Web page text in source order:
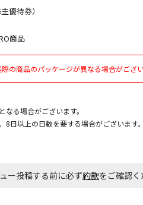
優待券）
商品
商品のパッケージが異なる場合がござい
る場合がございます。
日以上の日数を要する場合がございます。
ー投稿する前に必ず約款をご確認